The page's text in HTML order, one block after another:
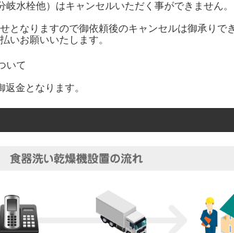
岐水栓他）はキャンセルいただく事ができません。
となりますので御依頼後のキャンセルは御承りで
いお願いいたします。
いて
金となります。